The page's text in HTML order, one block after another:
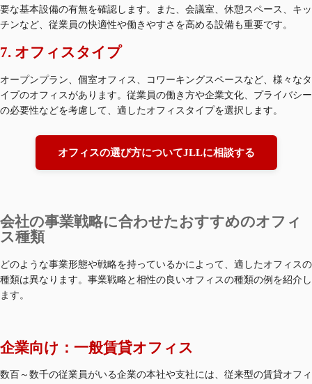
要な基本設備の有無を確認します。また、会議室、休憩スペース、キッ
チンなど、従業員の快適性や働きやすさを高める設備も重要です。
7. オフィスタイプ
オープンプラン、個室オフィス、コワーキングスペースなど、様々なタ
イプのオフィスがあります。従業員の働き方や企業文化、プライバシー
の必要性などを考慮して、適したオフィスタイプを選択します。
オフィスの選び方についてJLLに相談する
会社の事業戦略に合わせたおすすめのオフィ
ス種類
どのような事業形態や戦略を持っているかによって、適したオフィスの
種類は異なります。事業戦略と相性の良いオフィスの種類の例を紹介し
ます。
企業向け：一般賃貸オフィス
数百～数千の従業員がいる企業の本社や支社には、従来型の賃貸オフィ